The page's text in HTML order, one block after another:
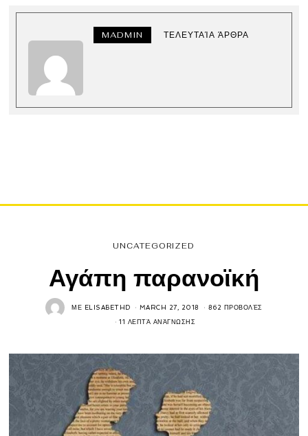
MADMIN ΤΕΛΕΥΤΑΊΑ ΆΡΘΡΑ
UNCATEGORIZED
Αγάπη παρανοϊκή
ΜΕ ELISABETHD MARCH 27, 2018 862 ΠΡΟΒΟΛΈΣ
11 ΛΕΠΤΆ ΑΝΆΓΝΩΣΗΣ